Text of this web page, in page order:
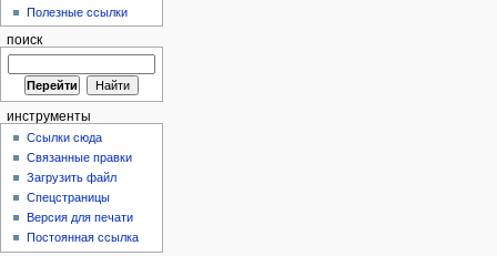
Полезные ссылки
поиск
инструменты
Ссылки сюда
Связанные правки
Загрузить файл
Спецстраницы
Версия для печати
Постоянная ссылка